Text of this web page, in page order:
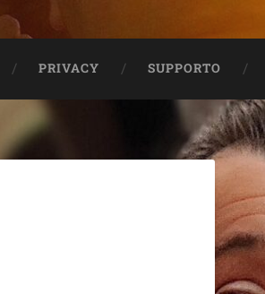
PRIVACY SUPPORTO